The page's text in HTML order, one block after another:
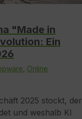
"Made in
Ein
Online
2025 stockt, der
und weshalb KI